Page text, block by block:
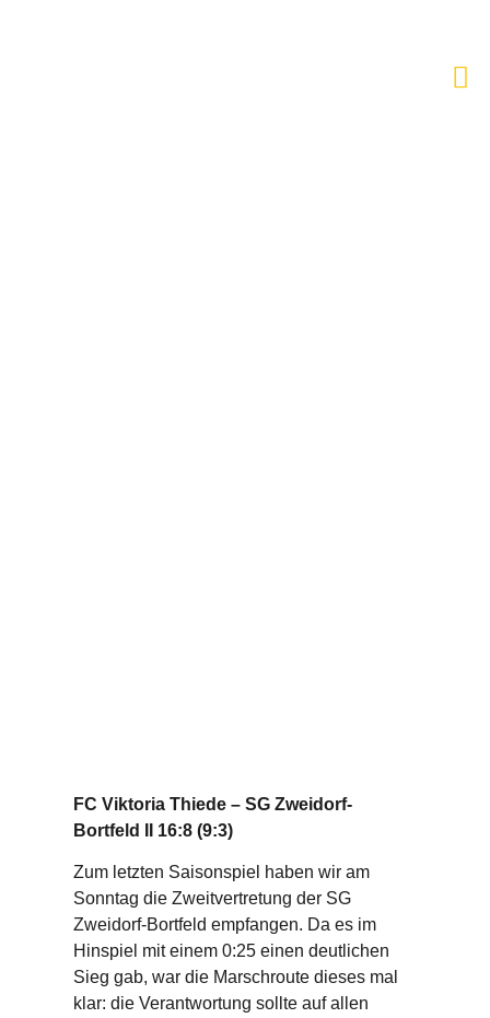
FC Viktoria Thiede – SG Zweidorf-
Bortfeld II 16:8 (9:3)
Zum letzten Saisonspiel haben wir am
Sonntag die Zweitvertretung der SG
Zweidorf-Bortfeld empfangen. Da es im
Hinspiel mit einem 0:25 einen deutlichen
Sieg gab, war die Marschroute dieses mal
klar: die Verantwortung sollte auf allen